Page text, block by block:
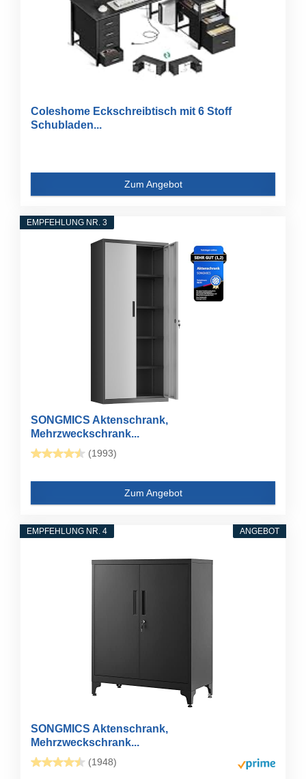
Coleshome Eckschreibtisch mit 6 Stoff
Schubladen...
Zum Angebot
EMPFEHLUNG NR. 3
SONGMICS Aktenschrank,
Mehrzweckschrank...
(1993)
Zum Angebot
ANGEBOT
EMPFEHLUNG NR. 4
SONGMICS Aktenschrank,
Mehrzweckschrank...
(1948)